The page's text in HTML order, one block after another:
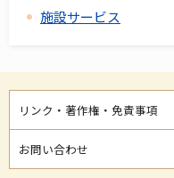
施設サービス
リンク・著作権・免責事項
お問い合わせ